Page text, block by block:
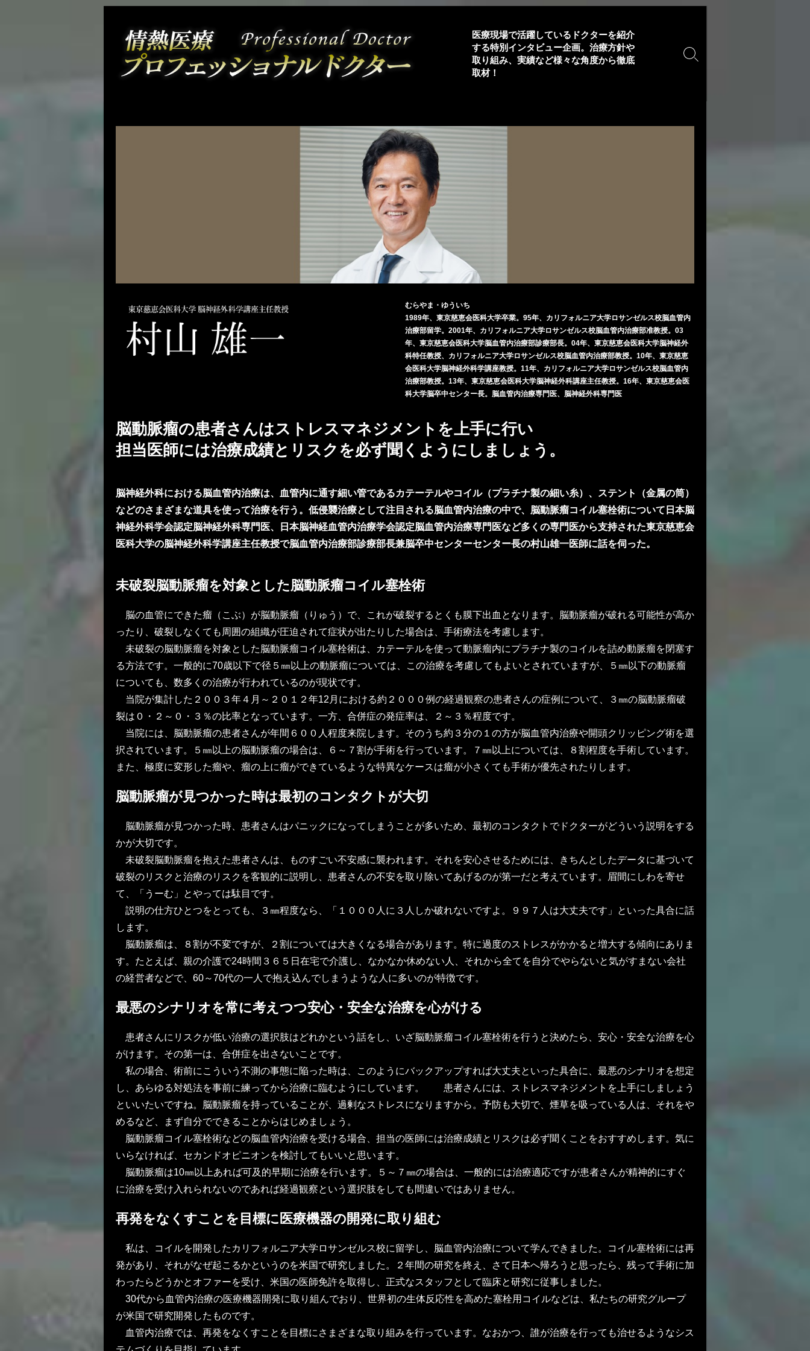
医療現場で活躍しているドクターを紹介
する特別インタビュー企画。治療方針や
取り組み、実績など様々な角度から徹底
取材！
検
むらやま・ゆういち
1989年、東京慈恵会医科大学卒業。95年、カリフォルニア大学ロサンゼルス校脳血管内
治療部留学。2001年、カリフォルニア大学ロサンゼルス校脳血管内治療部准教授。03
年、東京慈恵会医科大学脳血管内治療部診療部長。04年、東京慈恵会医科大学脳神経外
科特任教授、カリフォルニア大学ロサンゼルス校脳血管内治療部教授。10年、東京慈恵
会医科大学脳神経外科学講座教授。11年、カリフォルニア大学ロサンゼルス校脳血管内
治療部教授。13年、東京慈恵会医科大学脳神経外科講座主任教授。16年、東京慈恵会医
科大学脳卒中センター長。脳血管内治療専門医、脳神経外科専門医
脳動脈瘤の患者さんはストレスマネジメントを上手に行い
担当医師には治療成績とリスクを必ず聞くようにしましょう。
脳神経外科における脳血管内治療は、血管内に通す細い管であるカテーテルやコイル（プラチナ製の細い糸）、ステント（金属の筒）
などのさまざまな道具を使って治療を行う。低侵襲治療として注目される脳血管内治療の中で、脳動脈瘤コイル塞栓術について日本脳
神経外科学会認定脳神経外科専門医、日本脳神経血管内治療学会認定脳血管内治療専門医など多くの専門医から支持された東京慈恵会
医科大学の脳神経外科学講座主任教授で脳血管内治療部診療部長兼脳卒中センターセンター長の村山雄一医師に話を伺った。
未破裂脳動脈瘤を対象とした脳動脈瘤コイル塞栓術
脳の血管にできた瘤（こぶ）が脳動脈瘤（りゅう）で、これが破裂するとくも膜下出血となります。脳動脈瘤が破れる可能性が高か
ったり、破裂しなくても周囲の組織が圧迫されて症状が出たりした場合は、手術療法を考慮します。
未破裂の脳動脈瘤を対象とした脳動脈瘤コイル塞栓術は、カテーテルを使って動脈瘤内にプラチナ製のコイルを詰め動脈瘤を閉塞す
る方法です。一般的に70歳以下で径５㎜以上の動脈瘤については、この治療を考慮してもよいとされていますが、５㎜以下の動脈瘤
についても、数多くの治療が行われているのが現状です。
当院が集計した２００３年４月～２０１２年12月における約２０００例の経過観察の患者さんの症例について、３㎜の脳動脈瘤破
裂は０・２～０・３％の比率となっています。一方、合併症の発症率は、２～３％程度です。
当院には、脳動脈瘤の患者さんが年間６００人程度来院します。そのうち約３分の１の方が脳血管内治療や開頭クリッピング術を選
択されています。５㎜以上の脳動脈瘤の場合は、６～７割が手術を行っています。７㎜以上については、８割程度を手術しています。
また、極度に変形した瘤や、瘤の上に瘤ができているような特異なケースは瘤が小さくても手術が優先されたりします。
脳動脈瘤が見つかった時は最初のコンタクトが大切
脳動脈瘤が見つかった時、患者さんはパニックになってしまうことが多いため、最初のコンタクトでドクターがどういう説明をする
かが大切です。
未破裂脳動脈瘤を抱えた患者さんは、ものすごい不安感に襲われます。それを安心させるためには、きちんとしたデータに基づいて
破裂のリスクと治療のリスクを客観的に説明し、患者さんの不安を取り除いてあげるのが第一だと考えています。眉間にしわを寄せ
て、「うーむ」とやっては駄目です。
説明の仕方ひとつをとっても、３㎜程度なら、「１０００人に３人しか破れないですよ。９９７人は大丈夫です」といった具合に話
します。
脳動脈瘤は、８割が不変ですが、２割については大きくなる場合があります。特に過度のストレスがかかると増大する傾向にありま
す。たとえば、親の介護で24時間３６５日在宅で介護し、なかなか休めない人、それから全てを自分でやらないと気がすまない会社
の経営者などで、60～70代の一人で抱え込んでしまうような人に多いのが特徴です。
最悪のシナリオを常に考えつつ安心・安全な治療を心がける
患者さんにリスクが低い治療の選択肢はどれかという話をし、いざ脳動脈瘤コイル塞栓術を行うと決めたら、安心・安全な治療を心
がけます。その第一は、合併症を出さないことです。
私の場合、術前にこういう不測の事態に陥った時は、このようにバックアップすれば大丈夫といった具合に、最悪のシナリオを想定
し、あらゆる対処法を事前に練ってから治療に臨むようにしています。 患者さんには、ストレスマネジメントを上手にしましょう
といいたいですね。脳動脈瘤を持っていることが、過剰なストレスになりますから。予防も大切で、煙草を吸っている人は、それをや
めるなど、まず自分でできることからはじめましょう。
脳動脈瘤コイル塞栓術などの脳血管内治療を受ける場合、担当の医師には治療成績とリスクは必ず聞くことをおすすめします。気に
いらなければ、セカンドオピニオンを検討してもいいと思います。
脳動脈瘤は10㎜以上あれば可及的早期に治療を行います。５～７㎜の場合は、一般的には治療適応ですが患者さんが精神的にすぐ
に治療を受け入れられないのであれば経過観察という選択肢をしても間違いではありません。
再発をなくすことを目標に医療機器の開発に取り組む
私は、コイルを開発したカリフォルニア大学ロサンゼルス校に留学し、脳血管内治療について学んできました。コイル塞栓術には再
発があり、それがなぜ起こるかというのを米国で研究しました。２年間の研究を終え、さて日本へ帰ろうと思ったら、残って手術に加
わったらどうかとオファーを受け、米国の医師免許を取得し、正式なスタッフとして臨床と研究に従事しました。
30代から血管内治療の医療機器開発に取り組んでおり、世界初の生体反応性を高めた塞栓用コイルなどは、私たちの研究グループ
が米国で研究開発したものです。
血管内治療では、再発をなくすことを目標にさまざまな取り組みを行っています。なおかつ、誰が治療を行っても治せるようなシス